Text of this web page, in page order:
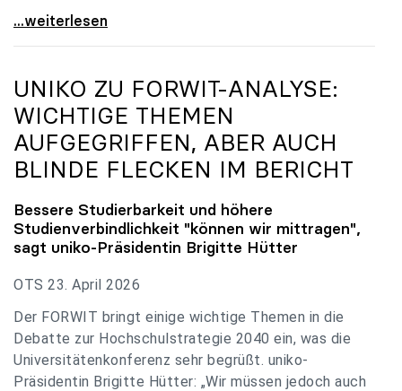
uniko zu Budgetverhandlungen: Universitäten sind
...weiterlesen
UNIKO ZU FORWIT-ANALYSE:
WICHTIGE THEMEN
AUFGEGRIFFEN, ABER AUCH
BLINDE FLECKEN IM BERICHT
Bessere Studierbarkeit und höhere
Studienverbindlichkeit "können wir mittragen",
sagt uniko-Präsidentin Brigitte Hütter
OTS 23. April 2026
Der FORWIT bringt einige wichtige Themen in die
Debatte zur Hochschulstrategie 2040 ein, was die
Universitätenkonferenz sehr begrüßt. uniko-
Präsidentin Brigitte Hütter: „Wir müssen jedoch auch